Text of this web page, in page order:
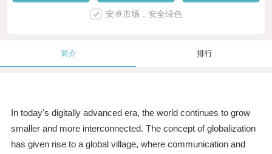
安卓市场，安全绿色
简介 排行
In today's digitally advanced era, the world continues to grow
smaller and more interconnected. The concept of globalization
has given rise to a global village, where communication and